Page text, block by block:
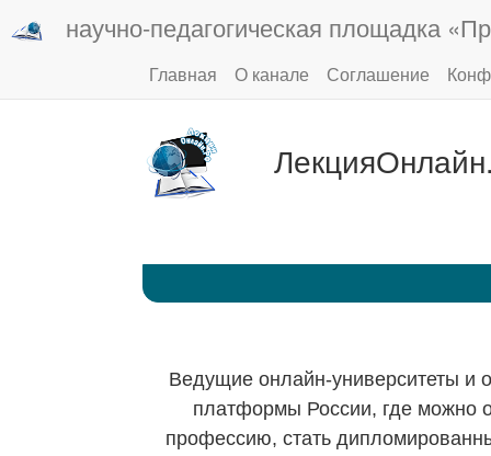
научно-педагогическая площадка
Главная О канале Соглашение
Ведущие онлайн-университеты и
платформы России, где можно
профессию, стать